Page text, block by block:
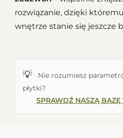
rozwiązanie, dzięki
wnętrze stanie się jeszcze
💡
Nie rozumiesz
płytki?
SPRAWDŹ NASZĄ